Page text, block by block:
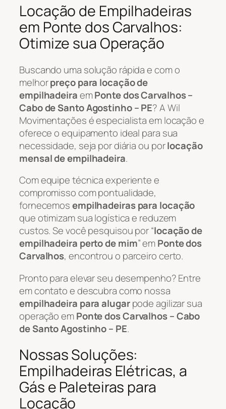
Locação de Empilhadeiras
em Ponte dos Carvalhos:
Otimize sua Operação
Buscando uma solução rápida e com o
melhorpreço para locação de
empilhadeiraemPonte dos Carvalhos –
Cabo de Santo Agostinho – PE? A Wil
Movimentações é especialista em locação e
oferece o equipamento ideal para sua
necessidade, seja por diária ou porlocação
mensal de empilhadeira.
Com equipe técnica experiente e
compromisso com pontualidade,
fornecemosempilhadeiras para locação
que otimizam sua logística e reduzem
custos. Se você pesquisou por “locação de
empilhadeira perto de mim” emPonte dos
Carvalhos, encontrou o parceiro certo.
Pronto para elevar seu desempenho? Entre
em contato e descubra como nossa
empilhadeira para alugarpode agilizar sua
operação emPonte dos Carvalhos – Cabo
de Santo Agostinho – PE.
Nossas Soluções:
Empilhadeiras Elétricas, a
Gás e Paleteiras para
Locação